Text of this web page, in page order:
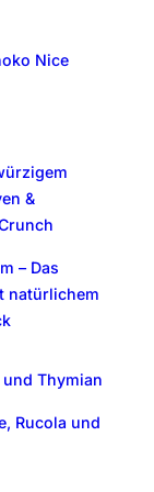
Nice
&
– Das
natürlichem
Thymian
Rucola und